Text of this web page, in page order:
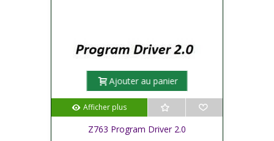
Ajouter au panier
Afficher plus
Z763 Program Driver 2.0